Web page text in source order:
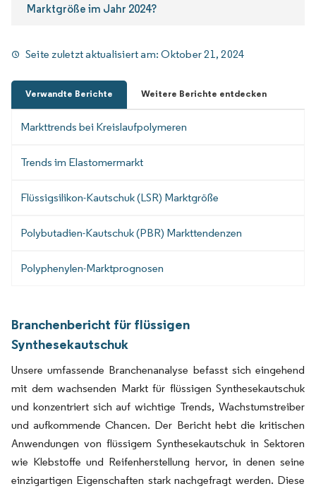
Marktgröße im Jahr 2024?
Seite zuletzt aktualisiert am:Oktober 21, 2024
Verwandte Berichte Weitere Berichte entdecken
Markttrends bei Kreislaufpolymeren
Trends im Elastomermarkt
Flüssigsilikon-Kautschuk (LSR) Marktgröße
Polybutadien-Kautschuk (PBR) Markttendenzen
Polyphenylen-Marktprognosen
Branchenbericht für flüssigen
Synthesekautschuk
Unsere umfassende Branchenanalyse befasst sich eingehend
mit dem wachsenden Markt für flüssigen Synthesekautschuk
und konzentriert sich auf wichtige Trends, Wachstumstreiber
und aufkommende Chancen. Der Bericht hebt die kritischen
Anwendungen von flüssigem Synthesekautschuk in Sektoren
wie Klebstoffe und Reifenherstellung hervor, in denen seine
einzigartigen Eigenschaften stark nachgefragt werden. Diese